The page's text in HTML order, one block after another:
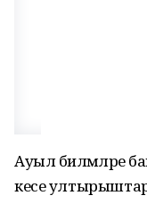
Ауыл биләмәләре
кесе ултырыштар